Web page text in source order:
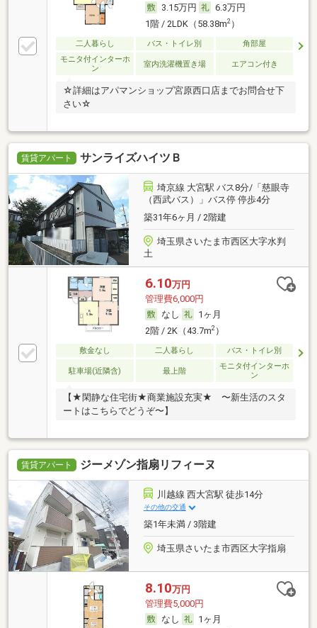
3.15万円
6.3万円
1階 / 2LDK（58.38m2）
二人暮らし バス・トイレ別
角部屋
モニタ付インターホ
ン
室内洗濯機置き場 エアコン付き
☆詳細はアパマンショップ宮原西口店までお問合せ下
さい☆
賃貸アパート サンライズハイツＢ
埼京線 大宮駅 バス8分/「慈眼寺
（西武バス）」バス停 停歩4分
築31年6ヶ月 / 2階建
埼玉県さいたま市西区大字水判
土
6.10万円
管理費6,000円
なし
1ヶ月
2階 / 2K（43.7m2）
敷金なし 二人暮らし バス・トイレ別
駐車場(近隣含) 最上階
モニタ付インターホ
ン
【★閑静な住宅街★商業施設充実★ 〜新生活のスタ
ートはこちらでどうぞ〜】
賃貸アパート ジーメゾン指扇リフィーヌ
川越線 西大宮駅 徒歩14分
その他の交通
築1年未満 / 3階建
埼玉県さいたま市西区大字指扇
8.10万円
管理費5,000円
なし
1ヶ月